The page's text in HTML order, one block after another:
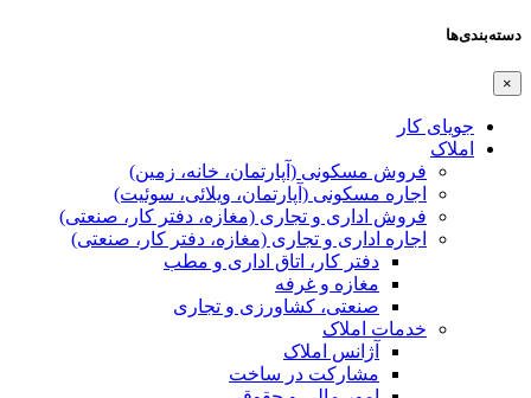
دسته‌بندی‌ها
×
جویای کار
املاک
فروش مسکونی (آپارتمان، خانه، زمین)
اجاره مسکونی (آپارتمان، ویلائی، سوئیت)
فروش اداری و تجاری (مغازه، دفتر کار، صنعتی)
اجاره اداری و تجاری (مغازه، دفتر کار، صنعتی)
دفتر کار، اتاق اداری و مطب
مغازه و غرفه
صنعتی،‌ کشاورزی و تجاری
خدمات املاک
آژانس املاک
مشارکت در ساخت